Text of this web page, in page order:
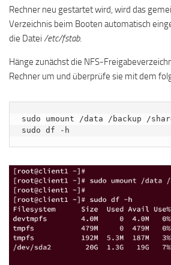
Rechner neu gestartet wird, wird das
Verzeichnis beim Booten automatisch
die Datei /etc/fstab.
Hänge zunächst die NFS-
Rechner um und überprüfe sie mit dem
sudo umount /data /backup /
sudo df -h